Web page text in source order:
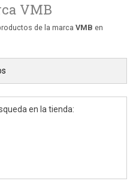
VMB
de la marca VMB en
en la tienda: